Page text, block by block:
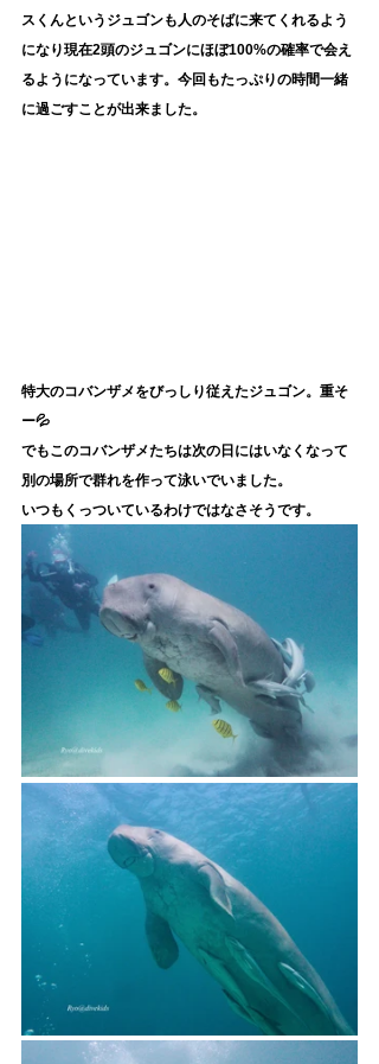
スくんというジュゴンも人のそばに来てくれるよう
になり現在2頭のジュゴンにほぼ100%の確率で会え
るようになっています。今回もたっぷりの時間一緒
に過ごすことが出来ました。
特大のコバンザメをびっしり従えたジュゴン。重そ
ー💦
でもこのコバンザメたちは次の日にはいなくなって
別の場所で群れを作って泳いでいました。
いつもくっついているわけではなさそうです。